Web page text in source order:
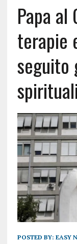
Papa al
terapie
seguito
POSTED BY: EASY